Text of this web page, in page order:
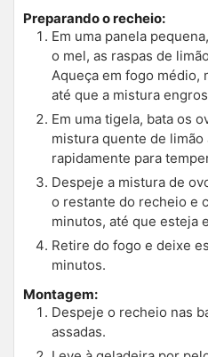
Preparando o recheio:
Em uma panela
o mel, as raspas de
Aqueça em fogo médio,
até que a mistura
Em uma tigela, bata os
mistura quente de limão
rapidamente para
Despeje a mistura de
o restante do recheio e
minutos, até que esteja
Retire do fogo e deixe
minutos.
Montagem:
Despeje o recheio nas
assadas.